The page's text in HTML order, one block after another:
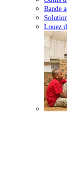
Bande
Louez